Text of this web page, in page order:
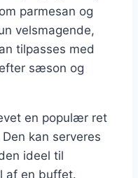
parmesan og
velsmagende,
tilpasses med
sæson og
en populær ret
kan serveres
ideel til
af en buffet.